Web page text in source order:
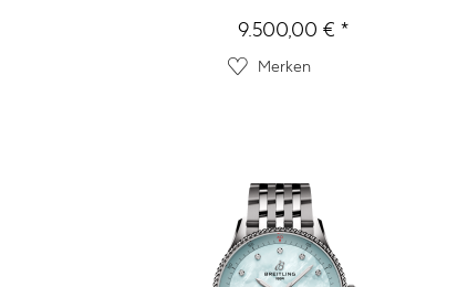
9.500,00 € *
Merken